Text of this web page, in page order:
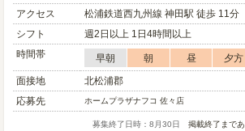
アクセス
松浦鉄道西九州線 神田駅 徒歩 11分
シフト
週2日以上 1日4時間以上
時間帯
早朝 朝 昼 夕方
面接地
北松浦郡
応募先
ホームプラザナフコ 佐々店
募集終了日時：8月30日 掲載終了まで